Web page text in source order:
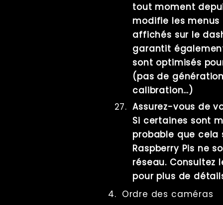
tout moment
modifie les
affichés sur le
garantit
sont optimisés
(pas de
calibration…)
Assurez-vous de
Si certaines sont
probable que
Raspberry Pis ne
réseau. Consultez
pour plus de
Ordre des caméras